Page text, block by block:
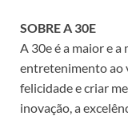
SOBRE A 30E
A 30e é a maior e
entretenimento ao
felicidade e criar
inovação, a